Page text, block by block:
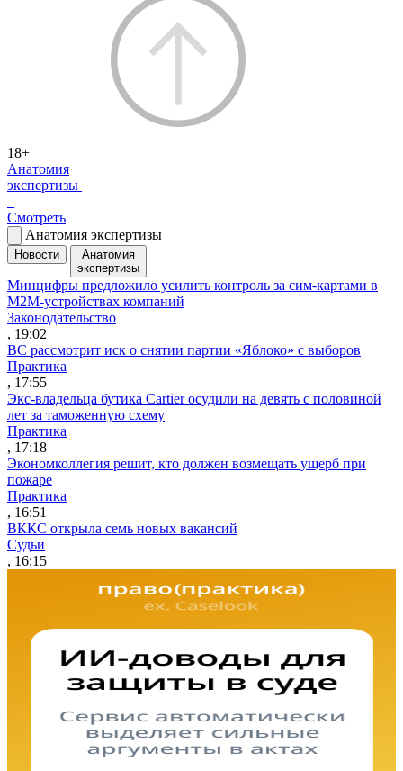
18+
Анатомия
экспертизы
Смотреть
Анатомия экспертизы
Новости
Анатомия
экспертизы
Минцифры предложило усилить контроль за сим-картами в
M2M-устройствах компаний
Законодательство
, 19:02
ВС рассмотрит иск о снятии партии «Яблоко» с выборов
Практика
, 17:55
Экс-владельца бутика Cartier осудили на девять с половиной
лет за таможенную схему
Практика
, 17:18
Экономколлегия решит, кто должен возмещать ущерб при
пожаре
Практика
, 16:51
ВККС открыла семь новых вакансий
Судьи
, 16:15